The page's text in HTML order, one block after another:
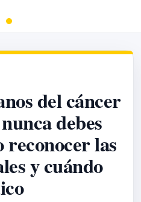
del cáncer
debes
las
y cuándo